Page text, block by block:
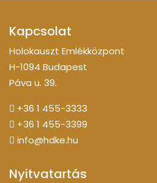
Kapcsolat
Holokauszt Emlékközpont
H-1094 Budapest
Páva u. 39.
+36 1 455-3333
+36 1 455-3399
info@hdke.hu
Nyitvatartás